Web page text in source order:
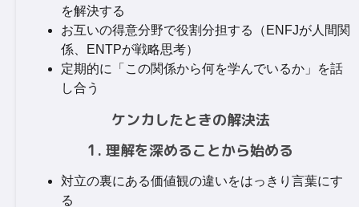
を解決する
お互いの得意分野で役割分担する（ENFJが人間関
係、ENTPが戦略思考）
定期的に「この関係から何を学んでいるか」を話
し合う
ケンカしたときの解決法
1. 理解を深めることから始める
対立の裏にある価値観の違いをはっきり言葉にす
る